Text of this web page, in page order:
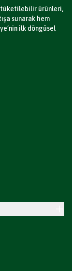
tüketilebilir ürünleri,
sunarak hem
ilk döngüsel